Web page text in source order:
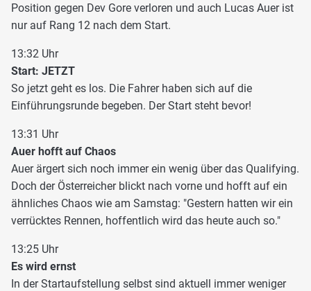
Position gegen Dev Gore verloren und auch Lucas Auer ist
nur auf Rang 12 nach dem Start.
13:32 Uhr
Start: JETZT
So jetzt geht es los. Die Fahrer haben sich auf die
Einführungsrunde begeben. Der Start steht bevor!
13:31 Uhr
Auer hofft auf Chaos
Auer ärgert sich noch immer ein wenig über das Qualifying.
Doch der Österreicher blickt nach vorne und hofft auf ein
ähnliches Chaos wie am Samstag: "Gestern hatten wir ein
verrücktes Rennen, hoffentlich wird das heute auch so."
13:25 Uhr
Es wird ernst
In der Startaufstellung selbst sind aktuell immer weniger